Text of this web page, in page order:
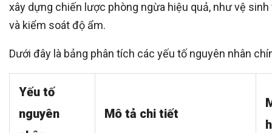
xây dựng chiến lược phòng ngừa hiệu quả, như vệ
và kiểm soát độ ẩm.
Dưới đây là bảng phân tích các yếu tố nguyên nhân
Yếu tố
nguyên
Mô tả chi tiết